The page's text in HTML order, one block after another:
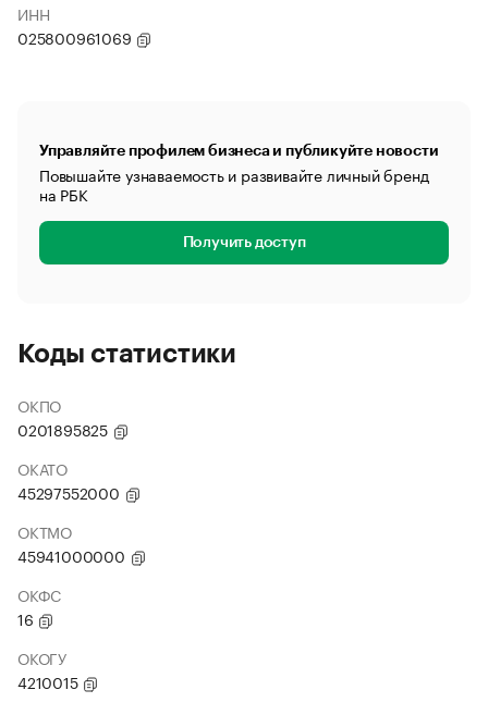
ИНН
025800961069
Управляйте профилем бизнеса и публикуйте новости
Повышайте узнаваемость и развивайте личный бренд
на РБК
Получить доступ
Коды статистики
ОКПО
0201895825
ОКАТО
45297552000
ОКТМО
45941000000
ОКФС
16
ОКОГУ
4210015